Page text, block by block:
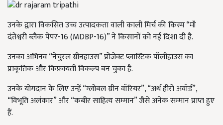
उनके द्वारा विकसित उच्च उत्पादकता वाली काली मिर्च की किस्म “माँ
दंतेश्वरी ब्लैक पेपर-16 (MDBP-16)” ने किसानों को नई दिशा दी है.
उनका अभिनव “नेचुरल ग्रीनहाउस” प्रोजेक्ट प्लास्टिक पॉलीहाउस का
प्राकृतिक और किफ़ायती विकल्प बन चुका है.
उनके योगदान के लिए उन्हें “ग्लोबल ग्रीन वॉरियर”, “अर्थ हीरो अवॉर्ड”,
“विभूति अलंकार” और “कबीर साहित्य सम्मान” जैसे अनेक सम्मान प्राप्त हुए
हैं.